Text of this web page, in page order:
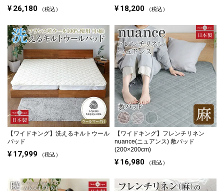
¥ 26,180 税込 ¥ 18,200 税込
【ワイドキング】 洗えるキルトウール
パッド
¥ 17,999 税込
【ワイドキング】 フレンチリネン
nuance(ニュアンス) 敷パッド
(200×200cm)
¥ 16,980 税込